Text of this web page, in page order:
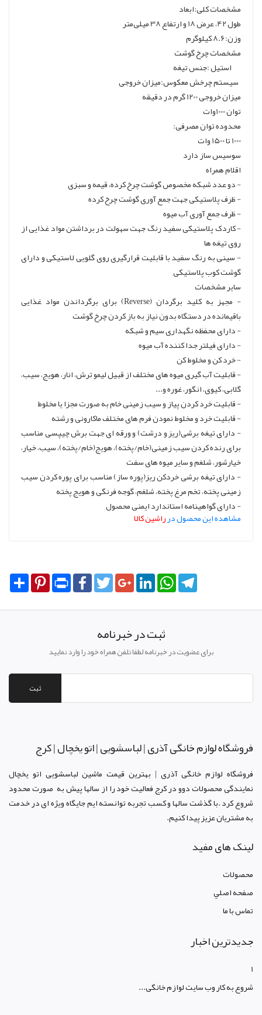
مشخصات کلی:ابعاد
طول 42، عرض 18 و ارتفاع 38 میلی‌متر
وزن:8.6 کیلو‌گرم
مشخصات چرخ گوشت
استیل :جنس تیغه
سیستم چرخش معکوس:میزان خروجی
میزان خروجی 1200 گرم در دقیقه
توان 1000وات
محدوده توان مصرفی:
1000 تا 1500 وات
سوسیس ساز دارد
اقلام همراه
- دو عدد شبکه مخصوص گوشت چرخ کرده، قیمه و سبزی
- ظرف پلاستیکی جهت جمع آوری گوشت چرخ کرده
- ظرف جمع آوری آب میوه
- کاردک پلاستیکی سفید رنگ جهت سهولت در برداشتن مواد غذایی از
روی تیغه ها
- سینی به رنگ سفید با قابلیت قرارگیری روی گلویی لاستیکی و دارای
گوشت کوب پلاستیکی
سایر مشخصات
- مجهز به کلید برگردان (Reverse) برای برگرداندن مواد غذایی
باقیمانده در دستگاه بدون نیاز به باز کردن چرخ گوشت
- دارای محفظه نگهداری سیم و شبکه
- دارای فیلتر جدا کننده آب میوه
- خرد کن و مخلوط کن
- قابلیت آب گیری میوه های مختلف از قبیل لیمو ترش، انار، هویج، سیب،
گلابی، کیوی، انگور، غوره و...
- قابلیت خرد کردن پیاز و سیب زمینی خام به صورت مجزا یا مخلوط
- قابلیت خرد و مخلوط نمودن فرم های مختلف ماکارونی و رشته
- دارای تیغه برشی(ریز و درشت) و ورقه ای جهت برش چیپسی مناسب
برای رنده کردن سیب زمینی(خام/پخته)، هویج(خام/پخته)، سیب، خیار،
خیارشور، شلغم و سایر میوه های سفت
- دارای تیغه برشی خردکن ریز(پوره ساز) مناسب برای پوره کردن سیب
زمینی پخته، تخم مرغ پخته، شلغم، گوجه فرنگی و هویج پخته
- دارای گواهینامه استاندارد ایمنی محصول
مشاهده این محصول درراشین کالا
Share PinterestPrint FacebookTwitterGoogle+LinkedInWhatsApp
ثبت در خبرنامه
برای عضویت در خبرنامه لطفا تلفن همراه خود را وارد نمایید
ثبت
فروشگاه لوازم خانگی آذری | لباسشویی | اتو یخچال | کرج
فروشگاه لوازم خانگی آذری | بهترین قیمت ماشین لباسشویی اتو یخچال
نمایندگی محصولات دوو در کرجفعالیت خود را از سالها پیش به صورت محدود
شروع کرد .با گذشت سالها و کسب تجربه توانسته ایم جایگاه ویژه ای در خدمت
به مشتریان عزیز پیدا کنیم.
لینک های مفید
محصولات
صفحه اصلي
تماس با ما
جدیدترین اخبار
1
شروع به کار وب سایت لوازم خانگی...